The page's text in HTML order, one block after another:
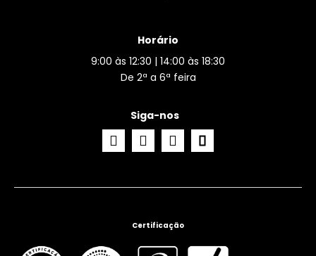
Horário
9:00 às 12:30 | 14:00 às 18:30
De 2ª a 6ª feira
Siga-nos
Certificação